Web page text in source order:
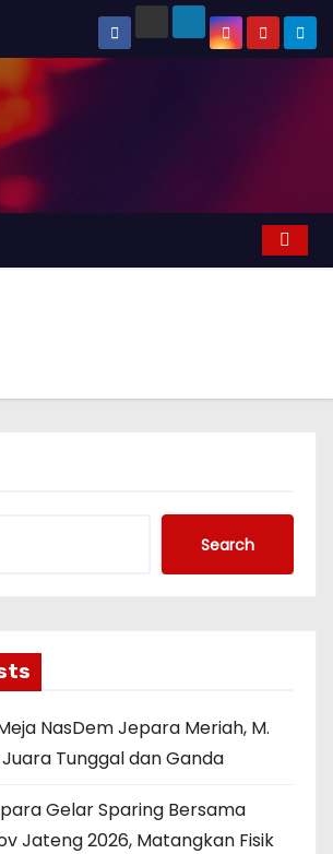
Search
NasDem Jepara Meriah, M.
Tunggal dan Ganda
Gelar Sparing Bersama
Jateng 2026, Matangkan Fisik